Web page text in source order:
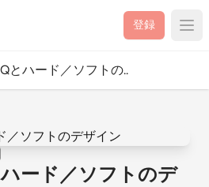
登録
とハード／ソフトの..
ード／ソフトのデ